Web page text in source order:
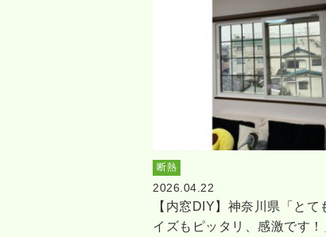
断熱
2026.04.22
【内窓DIY】神奈川県「とて
イズもピッタリ、感激です